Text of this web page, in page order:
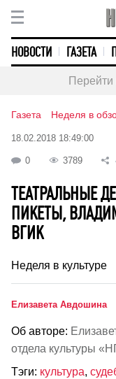
НОВОСТИ ГАЗЕТА
Газета Неделя в
18.02.2018 18:49:00
0 3789
ТЕАТРАЛЬНЫЕ
ПИКЕТЫ,
ВГИК
Неделя в культуре
Елизавета Авдошина
Об авторе:
отдела культуры
Тэги: культура,